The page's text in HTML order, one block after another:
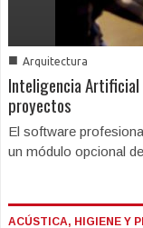
■ Arquitectura
Inteligencia Artificial
proyectos
El software
un módulo opcional
ACÚSTICA, HIGIENE Y